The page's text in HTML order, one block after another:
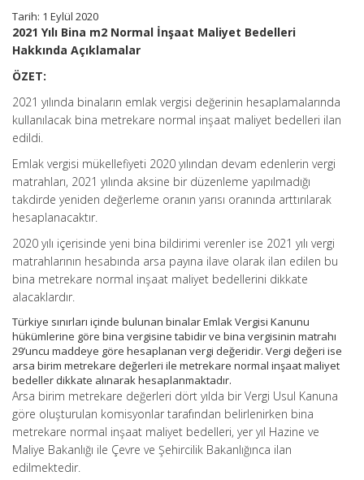
Tarih: 1 Eylül 2020
2021 Yılı Bina m2 Normal İnşaat Maliyet Bedelleri
Hakkında Açıklamalar
ÖZET:
2021 yılında binaların emlak vergisi değerinin hesaplamalarında
kullanılacak bina metrekare normal inşaat maliyet bedelleri ilan
edildi.
Emlak vergisi mükellefiyeti 2020 yılından devam edenlerin vergi
matrahları, 2021 yılında aksine bir düzenleme yapılmadığı
takdirde yeniden değerleme oranın yarısı oranında arttırılarak
hesaplanacaktır.
2020 yılı içerisinde yeni bina bildirimi verenler ise 2021 yılı vergi
matrahlarının hesabında arsa payına ilave olarak ilan edilen bu
bina metrekare normal inşaat maliyet bedellerini dikkate
alacaklardır.
Türkiye sınırları içinde bulunan binalar Emlak Vergisi Kanunu
hükümlerine göre bina vergisine tabidir ve bina vergisinin matrahı
29’uncu maddeye göre hesaplanan vergi değeridir. Vergi değeri ise
arsa birim metrekare değerleri ile metrekare normal inşaat maliyet
bedeller dikkate alınarak hesaplanmaktadır.
Arsa birim metrekare değerleri dört yılda bir Vergi Usul Kanuna
göre oluşturulan komisyonlar tarafından belirlenirken bina
metrekare normal inşaat maliyet bedelleri, yer yıl Hazine ve
Maliye Bakanlığı ile Çevre ve Şehircilik Bakanlığınca ilan
edilmektedir.